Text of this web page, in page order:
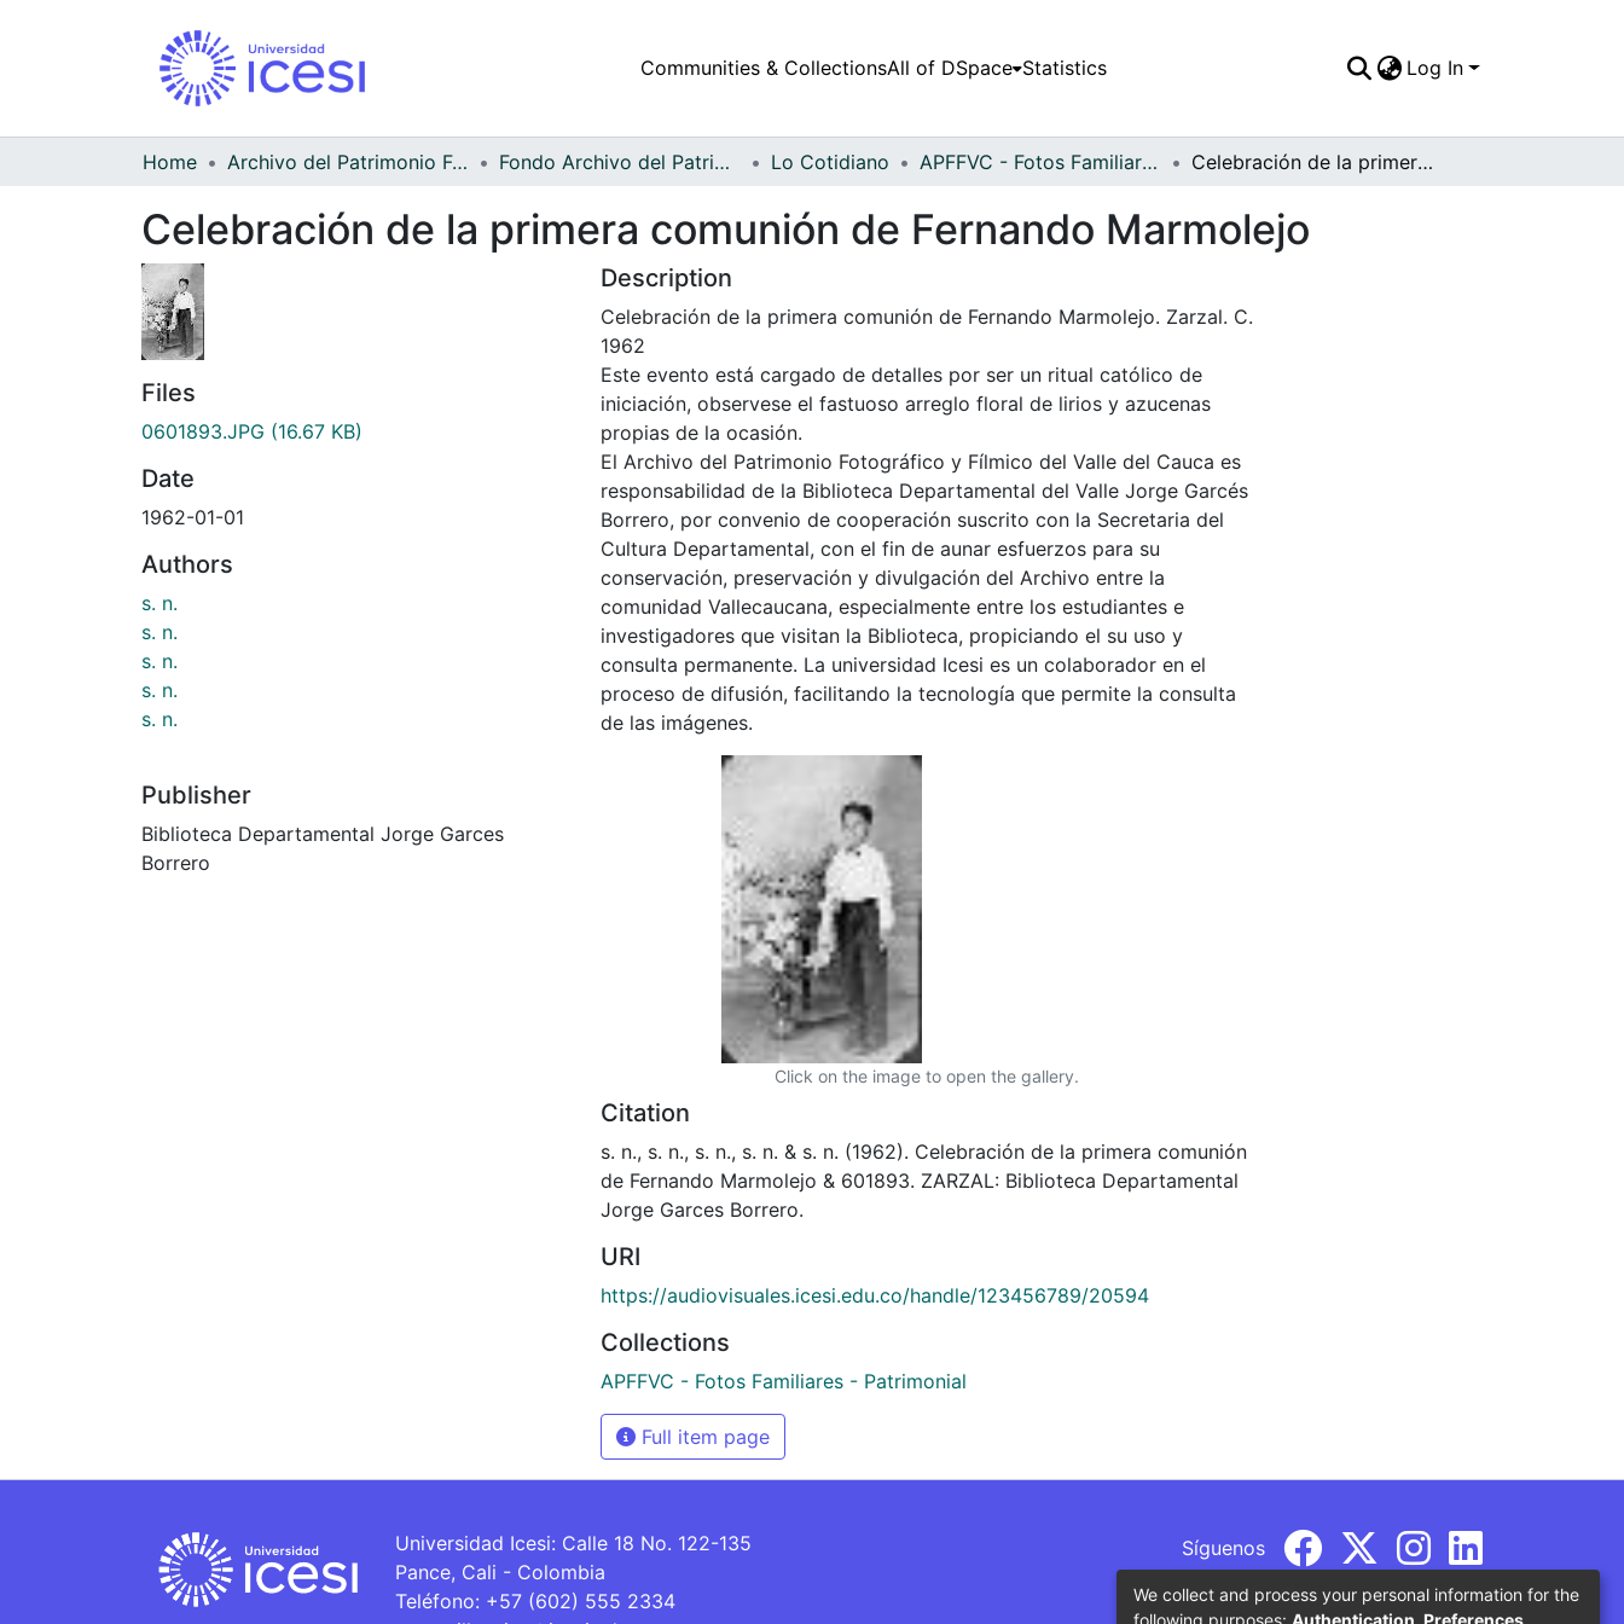
Communities & CollectionsAll of DSpace Statistics Log In
Home Archivo del Patrimonio Fotográfico y Fílmico del Valle del Cauca Fondo Archivo del Patrimonio Fotográfico y Fílmico del Valle del Cauca Lo Cotidiano APFFVC - Fotos Familiares - Patrimonial Celebración de la primera comunión de Fernando Marmolejo
Celebración de la primera comunión de Fernando Marmolejo
Files
0601893.JPG (16.67 KB)
Date
1962-01-01
Authors
s. n.
s. n.
s. n.
s. n.
s. n.
Publisher
Biblioteca Departamental Jorge Garces
Borrero
Description
Celebración de la primera comunión de Fernando Marmolejo. Zarzal. C.
1962
Este evento está cargado de detalles por ser un ritual católico de
iniciación, observese el fastuoso arreglo floral de lirios y azucenas
propias de la ocasión.
El Archivo del Patrimonio Fotográfico y Fílmico del Valle del Cauca es
responsabilidad de la Biblioteca Departamental del Valle Jorge Garcés
Borrero, por convenio de cooperación suscrito con la Secretaria del
Cultura Departamental, con el fin de aunar esfuerzos para su
conservación, preservación y divulgación del Archivo entre la
comunidad Vallecaucana, especialmente entre los estudiantes e
investigadores que visitan la Biblioteca, propiciando el su uso y
consulta permanente. La universidad Icesi es un colaborador en el
proceso de difusión, facilitando la tecnología que permite la consulta
de las imágenes.
Click on the image to open the gallery.
Citation
s. n., s. n., s. n., s. n. & s. n. (1962). Celebración de la primera comunión
de Fernando Marmolejo & 601893. ZARZAL: Biblioteca Departamental
Jorge Garces Borrero.
URI
https://audiovisuales.icesi.edu.co/handle/123456789/20594
Collections
APFFVC - Fotos Familiares - Patrimonial
Full item page
Universidad Icesi: Calle 18 No. 122-135
Pance, Cali - Colombia
Teléfono: +57 (602) 555 2334
Síguenos
We collect and process your personal information for the
following purposes: Authentication, Preferences,